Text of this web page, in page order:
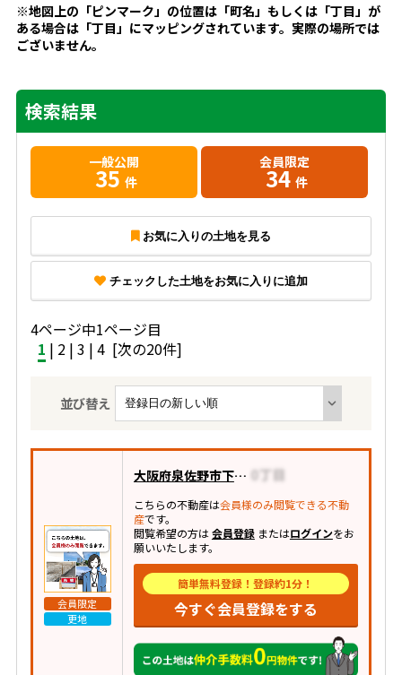
※地図上の「ピンマーク」の位置は「町名」もしくは「丁目」が
ある場合は「丁目」にマッピングされています。 実際の場所では
ございません。
検索結果
一般公開
35 件
会員限定
34 件
お気に入りの土地を見る
チェックした土地をお気に入りに追加
4ページ中1ページ目
1 | 2| 3 | 4 [次の20件]
並び替え
会員限定
更地
大阪府泉佐野市下瓦屋
こちらの不動産は会員様のみ閲覧できる不動
産です。
閲覧希望の方は会員登録またはログインをお
願いいたします。
簡単無料登録！登録約1分！
今すぐ会員登録をする